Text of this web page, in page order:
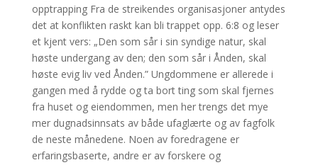
opptrapping Fra de streikendes organisasjoner antydes
det at konflikten raskt kan bli trappet opp. 6:8 og leser
et kjent vers: „Den som sår i sin syndige natur, skal
høste undergang av den; den som sår i Ånden, skal
høste evig liv ved Ånden.” Ungdommene er allerede i
gangen med å rydde og ta bort ting som skal fjernes
fra huset og eiendommen, men her trengs det mye
mer dugnadsinnsats av både ufaglærte og av fagfolk
de neste månedene. Noen av foredragene er
erfaringsbaserte, andre er av forskere og